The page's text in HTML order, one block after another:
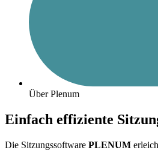
Über Plenum
Einfach effiziente
Die Sitzungssoftware PLENUM